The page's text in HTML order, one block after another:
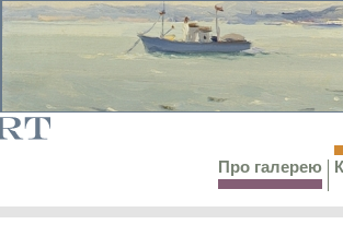
Про галерею